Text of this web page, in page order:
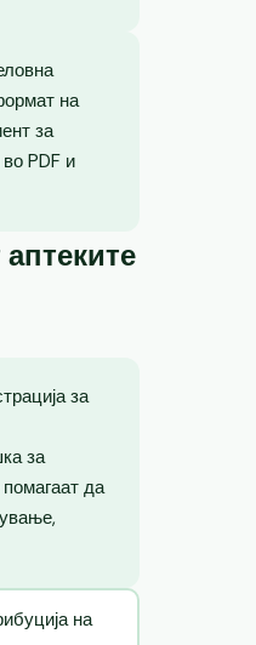
на
за
PDF и
за
за
да
на